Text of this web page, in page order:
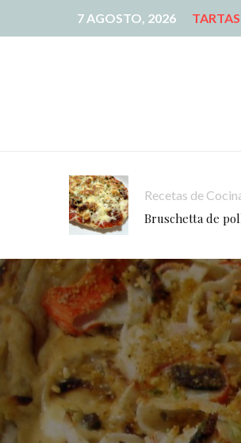
7 AGOSTO, 2026 TARTAS
Recetas de
Bruschetta de